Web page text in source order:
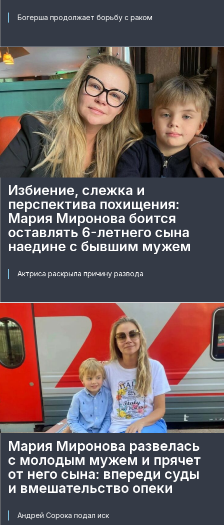
Богерша продолжает борьбу с раком
Избиение, слежка и
перспектива похищения:
Мария Миронова боится
оставлять 6-летнего сына
наедине с бывшим мужем
Актриса раскрыла причину развода
Мария Миронова развелась
с молодым мужем и прячет
от него сына: впереди суды
и вмешательство опеки
Андрей Сорока подал иск